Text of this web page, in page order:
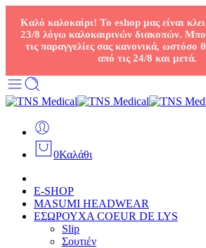
Καλό καλοκαίρι! Το eshop μας είναι
23/8 λόγω καλοκαιρινών διακοπών.
τις παραγγελίες σας κανονικά, ωστόσο
από τις 24/8 και μετά.
0Καλάθι
E-SHOP
MASUMI HEADWEAR
ΕΣΩΡΟΥΧΑ COEUR DE LYS
Slip
Σουτιέν